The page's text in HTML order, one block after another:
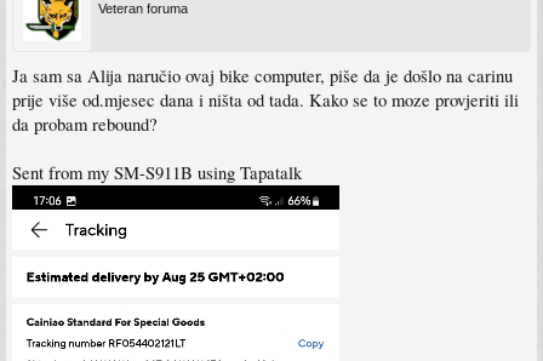
Veteran foruma
Ja sam sa Alija naručio ovaj bike computer, piše da je došlo na carinu
prije više od.mjesec dana i ništa od tada. Kako se to moze provjeriti ili
da probam rebound?
Sent from my SM-S911B using Tapatalk